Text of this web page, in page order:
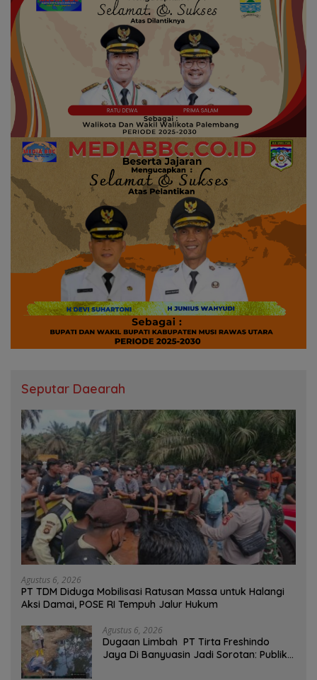
Seputar Daearah
Agustus 6, 2026
PT TDM Diduga Mobilisasi Ratusan Massa untuk Halangi
Aksi Damai, POSE RI Tempuh Jalur Hukum
Agustus 6, 2026
Dugaan Limbah PT Tirta Freshindo
Jaya Di Banyuasin Jadi Sorotan: Publik